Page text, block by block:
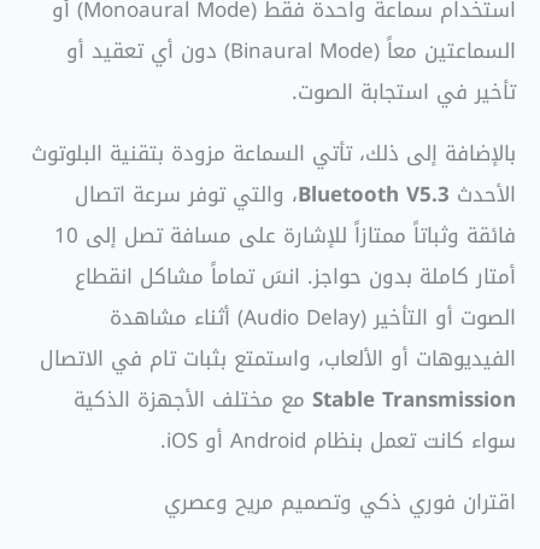
استخدام سماعة واحدة فقط (Monoaural Mode) أو
السماعتين معاً (Binaural Mode) دون أي تعقيد أو
تأخير في استجابة الصوت.
بالإضافة إلى ذلك، تأتي السماعة مزودة بتقنية البلوتوث
الأحدث Bluetooth V5.3، والتي توفر سرعة اتصال
فائقة وثباتاً ممتازاً للإشارة على مسافة تصل إلى 10
أمتار كاملة بدون حواجز. انسَ تماماً مشاكل انقطاع
الصوت أو التأخير (Audio Delay) أثناء مشاهدة
الفيديوهات أو الألعاب، واستمتع بثبات تام في الاتصال
Stable Transmission مع مختلف الأجهزة الذكية
سواء كانت تعمل بنظام Android أو iOS.
اقتران فوري ذكي وتصميم مريح وعصري